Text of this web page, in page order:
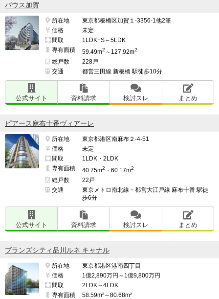
バウス加賀
所在地
東京都板橋区加賀１-3356-1他2筆
価格
未定
間取
1LDK+S～5LDK
専有面積
59.49m2 ～127.92m2
総戸数
228戸
交通
都営三田線 新板橋 駅徒歩10分
公式サイト 資料請求 検討スレ まとめ
ピアース麻布十番ヴィアーレ
所在地
東京都港区南麻布２-4-51
価格
未定
間取
1LDK・2LDK
専有面積
40.75m2 ・60.17m2
総戸数
22戸
交通
東京メトロ南北線・都営大江戸線 麻布十番 駅徒
歩6分
公式サイト 資料請求 検討スレ まとめ
ブランズシティ品川ルネ キャナル
所在地
東京都港区港南四丁目
価格
1億2,890万円～1億9,800万円
間取
2LDK～4LDK
専有面積
58.59m²～80.68m²